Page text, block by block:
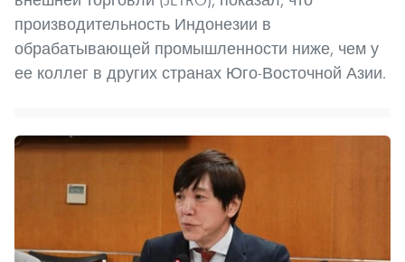
производительность Индонезии в
обрабатывающей промышленности ниже, чем у
ее коллег в других странах Юго-Восточной Азии.